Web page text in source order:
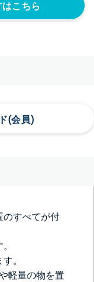
こちら
(会員)
のすべてが付
。
軽量の物を置